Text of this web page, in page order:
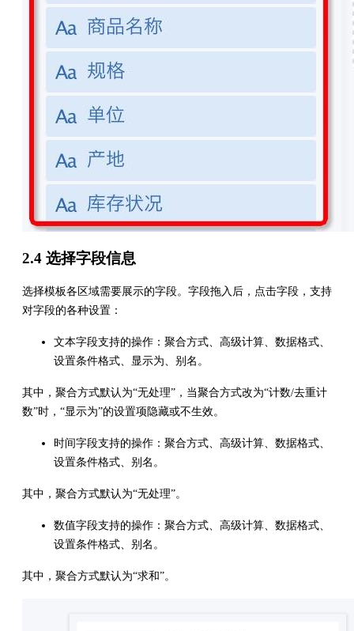
2.4 选择字段信息
选择模板各区域需要展示的字段。字段拖入后，点击字段，支持
对字段的各种设置：
文本字段支持的操作：聚合方式、高级计算、数据格式、
设置条件格式、显示为、别名。
其中，聚合方式默认为“无处理”，当聚合方式改为“计数/去重计
数”时，“显示为”的设置项隐藏或不生效。
时间字段支持的操作：聚合方式、高级计算、数据格式、
设置条件格式、别名。
其中，聚合方式默认为“无处理”。
数值字段支持的操作：聚合方式、高级计算、数据格式、
设置条件格式、别名。
其中，聚合方式默认为“求和”。